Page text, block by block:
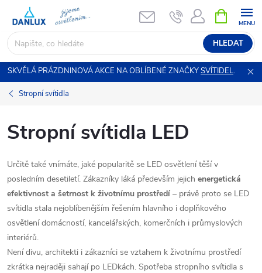
obsah
HLEDAT
NÁKUPNÍ
KOŠÍK
SKVĚLÁ PRÁZDNINOVÁ AKCE NA OBLÍBENÉ ZNAČKYSVÍTIDEL.
Stropní svítidla
Stropní svítidla LED
Určitě také vnímáte, jaké popularitě se LED osvětlení těší v
posledním desetiletí. Zákazníky láká především jejich energetická
efektivnost a šetrnost k životnímu prostředí – právě proto se LED
svítidla stala nejoblíbenějším řešením hlavního i doplňkového
osvětlení domácností, kancelářských, komerčních i průmyslových
interiérů.
Není divu, architekti i zákazníci se vztahem k životnímu prostředí
zkrátka nejraději sahají po LEDkách. Spotřeba stropního svítidla s